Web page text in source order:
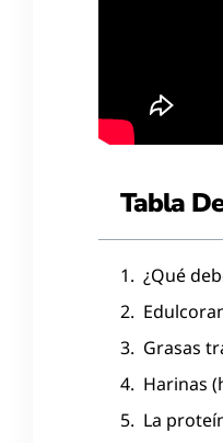
Tabla
¿Qué
Grasas
Harinas
La